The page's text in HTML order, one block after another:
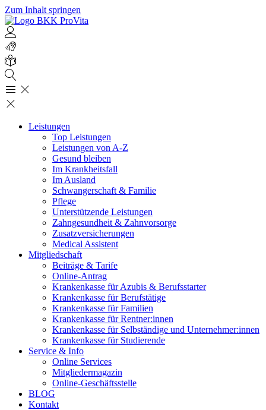
Zum Inhalt springen
Leistungen
Top Leistungen
Leistungen von A-Z
Gesund bleiben
Im Krankheitsfall
Im Ausland
Schwangerschaft & Familie
Pflege
Unterstützende Leistungen
Zahngesundheit & Zahnvorsorge
Zusatzversicherungen
Medical Assistent
Mitgliedschaft
Beiträge & Tarife
Online-Antrag
Krankenkasse für Azubis & Berufsstarter
Krankenkasse für Berufstätige
Krankenkasse für Familien
Krankenkasse für Rentner:innen
Krankenkasse für Selbständige und Unternehmer:innen
Krankenkasse für Studierende
Service & Info
Online Services
Mitgliedermagazin
Online-Geschäftsstelle
BLOG
Kontakt